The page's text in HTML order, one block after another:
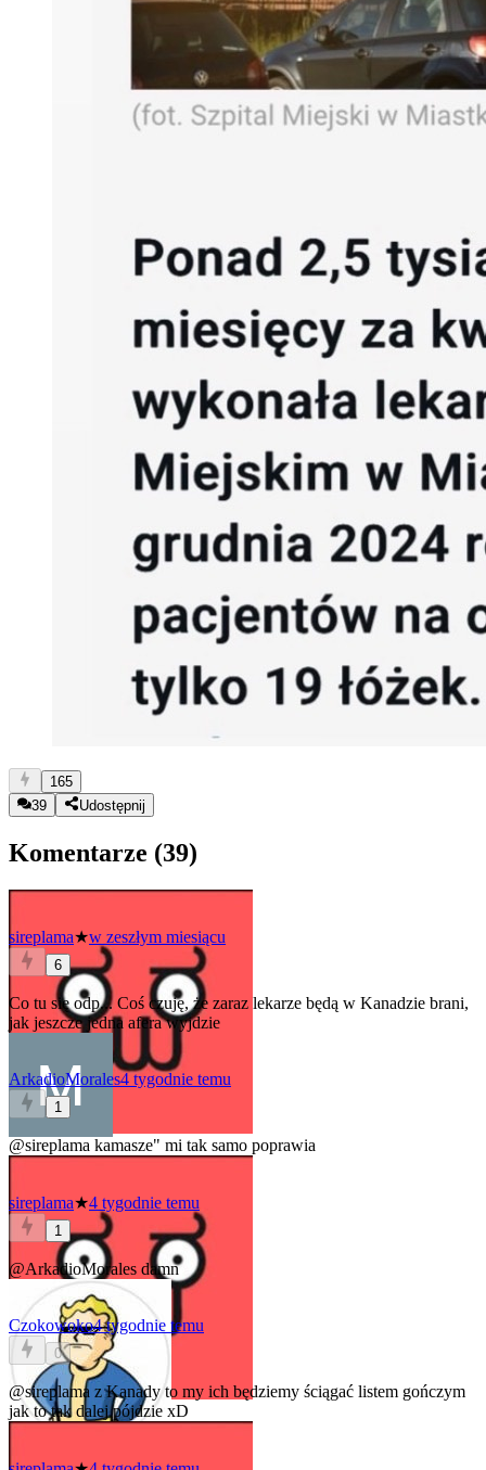
165
39
Udostępnij
Komentarze (39)
sireplama★w zeszłym miesiącu
6
Co tu się odp... Coś czuję, że zaraz lekarze będą w Kanadzie brani,
jak jeszcze jedna afera wyjdzie
ArkadioMorales4 tygodnie temu
1
@sireplama kamasze" mi tak samo poprawia
sireplama★4 tygodnie temu
1
@ArkadioMorales damn
Czokowoko4 tygodnie temu
0
@sireplama z Kanady to my ich będziemy ściągać listem gończym
jak to tak dalej pójdzie xD